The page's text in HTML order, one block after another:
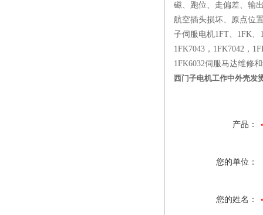
磁、跑位、走偏差、输
航空插头损坏、原点位
子伺服电机1FT、1FK
1FK7043，1FK7042，
1FK6032伺服马达维修
西门子电机工作中外壳发
产品：
您的单位：
您的姓名：